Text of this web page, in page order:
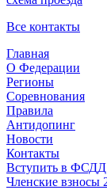
Все контакты
Главная
О Федерации
Регионы
Соревнования
Правила
Антидопинг
Новости
Контакты
Вступить в ФСДД
Членские взносы